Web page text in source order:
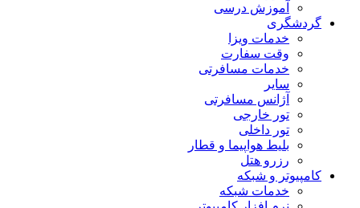
آموزش درسی
گردشگری
خدمات ویزا
وقت سفارت
خدمات مسافرتی
سایر
آژانس مسافرتی
تور خارجی
تور داخلی
بلیط هواپیما و قطار
رزرو هتل
کامپیوتر و شبکه
خدمات شبکه